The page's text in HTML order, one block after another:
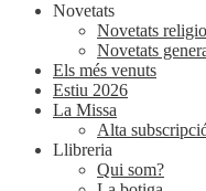
Novetats
Novetats
Novetats
Els més venuts
Estiu 2026
La Missa
Alta
Llibreria
Qui som?